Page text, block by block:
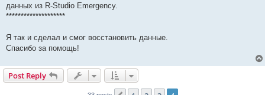
данных из R-Studio Emergency.
********************
Я так и сделал и смог восстановить данные.
Спасибо за помощь!
Post Reply